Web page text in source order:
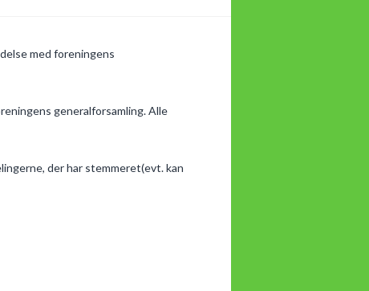
med foreningens
generalforsamling. Alle
der har stemmeret(evt. kan